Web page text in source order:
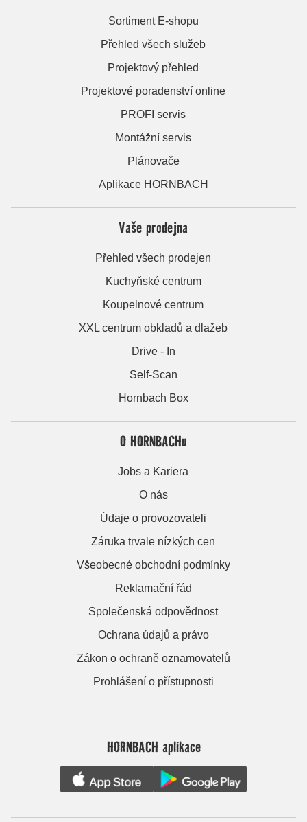
Sortiment E-shopu
Přehled všech služeb
Projektový přehled
Projektové poradenství online
PROFI servis
Montážní servis
Plánovače
Aplikace HORNBACH
Vaše prodejna
Přehled všech prodejen
Kuchyňské centrum
Koupelnové centrum
XXL centrum obkladů a dlažeb
Drive - In
Self-Scan
Hornbach Box
O HORNBACHu
Jobs a Kariera
O nás
Údaje o provozovateli
Záruka trvale nízkých cen
Všeobecné obchodní podmínky
Reklamační řád
Společenská odpovědnost
Ochrana údajů a právo
Zákon o ochraně oznamovatelů
Prohlášení o přístupnosti
HORNBACH aplikace